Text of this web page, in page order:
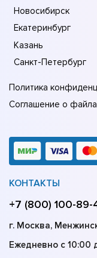
Новосибирск
Екатеринбург
Казань
Санкт-Петербург
Политика
Соглашение о
КОНТАКТЫ
+7 (800) 100-89-
г. Москва,
Ежедневно с 10:00